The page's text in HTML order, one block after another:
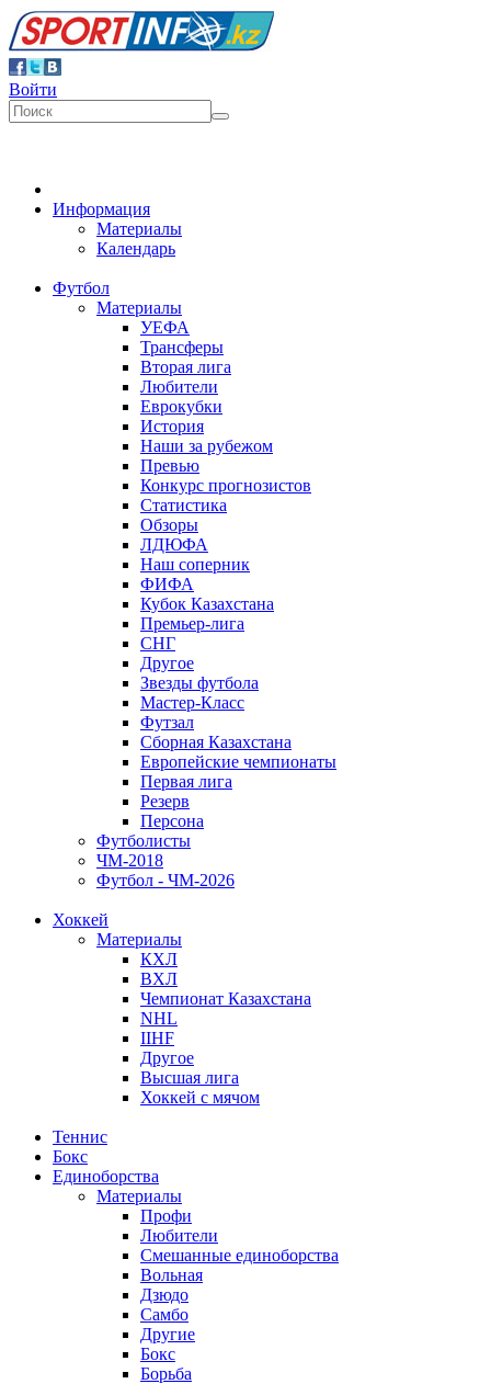
Войти
Информация
Материалы
Календарь
Футбол
Материалы
УЕФА
Трансферы
Вторая лига
Любители
Еврокубки
История
Наши за рубежом
Превью
Конкурс прогнозистов
Статистика
Обзоры
ЛДЮФА
Наш соперник
ФИФА
Кубок Казахстана
Премьер-лига
СНГ
Другое
Звезды футбола
Мастер-Класс
Футзал
Сборная Казахстана
Европейские чемпионаты
Первая лига
Резерв
Персона
Футболисты
ЧМ-2018
Футбол - ЧМ-2026
Хоккей
Материалы
КХЛ
ВХЛ
Чемпионат Казахстана
NHL
IIHF
Другое
Высшая лига
Хоккей с мячом
Теннис
Бокс
Единоборства
Материалы
Профи
Любители
Смешанные единоборства
Вольная
Дзюдо
Самбо
Другие
Бокс
Борьба